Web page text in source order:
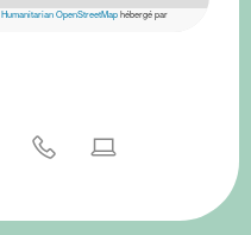
Humanitarian OpenStreetMaphébergé par